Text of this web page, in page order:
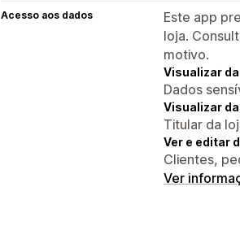
Acesso aos dados
Este app
loja.
motivo.
Visualizar
Dados
Visualizar
Titular da
Ver e editar
Clientes,
Ver